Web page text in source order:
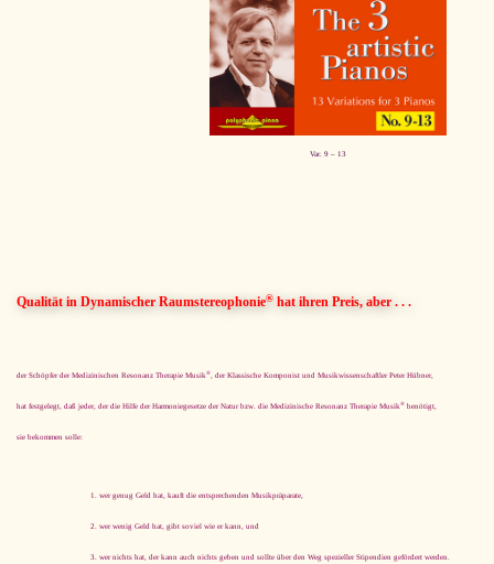
Var. 9 – 13
Qualität in Dynamischer Raumstereophonie® hat ihren Preis, aber . . .
der Schöpfer der Medizinischen Resonanz Therapie Musik®, der Klassische Komponist und Musikwissenschaftler Peter Hübner,
hat festgelegt, daß jeder, der die Hilfe der Harmoniegesetze der Natur bzw. die Medizinische Resonanz Therapie Musik® benötigt,
sie bekommen solle:
wer genug Geld hat, kauft die entsprechenden Musikpräparate,
wer wenig Geld hat, gibt soviel wie er kann, und
wer nichts hat, der kann auch nichts geben und sollte über den Weg spezieller Stipendien gefördert werden.